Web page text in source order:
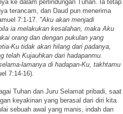
ke dalam perlindungan Tuhan. Ia tetap
terancam, dan Daud pun menerima
7:1-17. "Aku akan menjadi
ia melakukan kesalahan, maka Aku
orang dan dengan pukulan yang
Ku tidak akan hilang dari padanya,
telah Kujauhkan dari hadapanmu.
lamanya di hadapan-Ku, takhtamu
7:14-16).
Tuhan dan Juru Selamat pribadi, saat
keyakinan yang berasal dari diri kita
sebuah awal yang manis, indah dan